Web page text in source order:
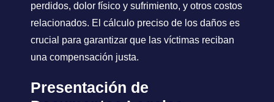
perdidos, dolor físico y sufrimiento, y otros costos
relacionados. El cálculo preciso de los daños es
crucial para garantizar que las víctimas reciban
una compensación justa.
Presentación de